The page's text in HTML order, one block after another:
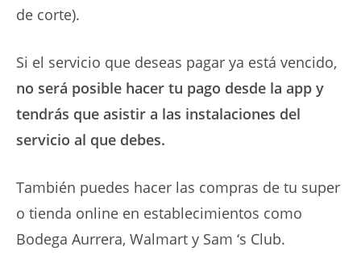
de corte).
Si el servicio que deseas pagar ya está vencido,
no será posible hacer tu pago desde la app y
tendrás que asistir a las instalaciones del
servicio al que debes.
También puedes hacer las compras de tu super
o tienda online en establecimientos como
Bodega Aurrera, Walmart y Sam ‘s Club.